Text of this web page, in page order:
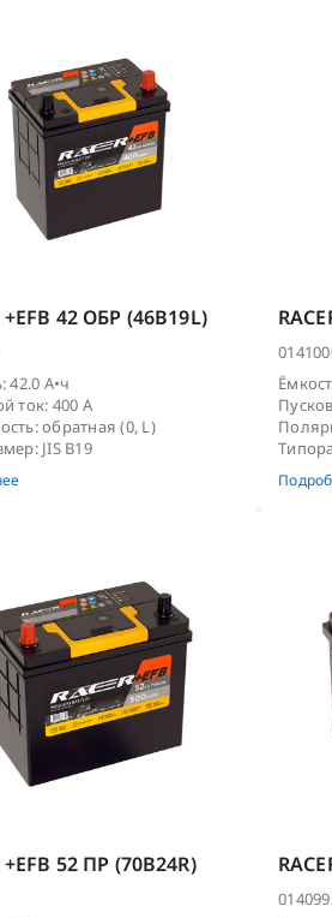
ALPHALINE SD+
+EFB 42 ОБР (46B19L)
42.0 А•ч
ток: 400 А
обратная (0, L)
JIS B19
+EFB 52 ПР (70B24R)